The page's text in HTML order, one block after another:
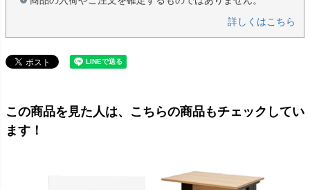
詳しくはこちら
この商品を見た人は、こちらの商品もチェックしてい
ます！